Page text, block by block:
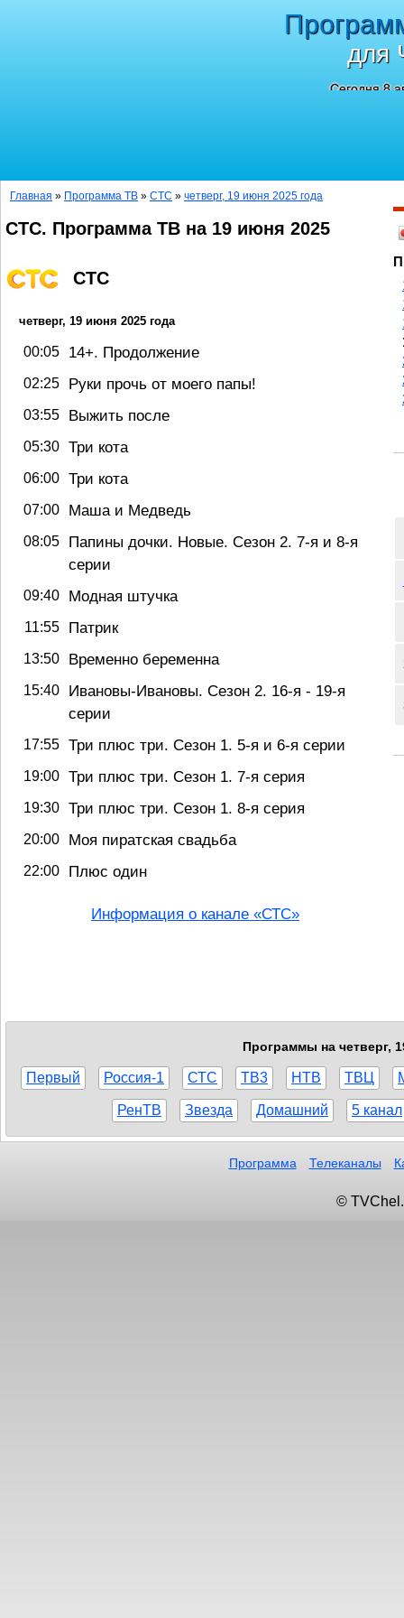
для
Сегодня 8
Главная » Программа ТВ » СТС » четверг, 19 июня 2025 года
СТС. Программа ТВ на 19 июня 2025
СТС
четверг, 19 июня 2025 года
00:05 14+. Продолжение
02:25 Руки прочь от моего папы!
03:55 Выжить после
05:30 Три кота
06:00 Три кота
07:00 Маша и Медведь
08:05
Папины дочки. Новые. Сезон 2. 7-я и 8-я
серии
09:40 Модная штучка
11:55 Патрик
13:50 Временно беременна
15:40
Ивановы-Ивановы. Сезон 2. 16-я - 19-я
серии
17:55 Три плюс три. Сезон 1. 5-я и 6-я серии
19:00 Три плюс три. Сезон 1. 7-я серия
19:30 Три плюс три. Сезон 1. 8-я серия
20:00 Моя пиратская свадьба
22:00 Плюс один
Информация о канале «СТС»
Программы на четверг,
Первый Россия-1 СТС ТВ3 НТВ ТВЦ
РенТВ Звезда Домашний 5 канал
Программа Телеканалы
©